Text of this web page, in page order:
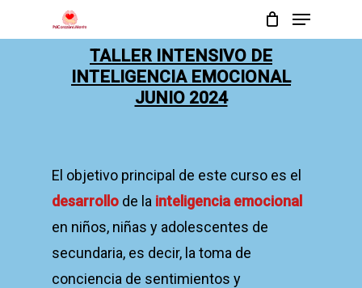
to
Menu
TALLER INTENSIVO DE
INTELIGENCIA EMOCIONAL
JUNIO 2024
El objetivo principal de este curso es el
desarrollo de la inteligencia emocional
en niños, niñas y adolescentes de
secundaria, es decir, la toma de
conciencia de sentimientos y